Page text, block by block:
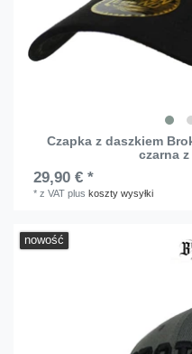
Czapka z daszkiem
czarna
29,90 € *
*z VAT pluskoszty wysyłki
nowość